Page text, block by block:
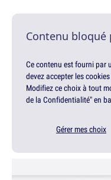
Contenu bloqué
Ce contenu est fourni par
devez accepter les
Modifiez ce choix à tout
de la Confidentialité" en
Gérer mes choix